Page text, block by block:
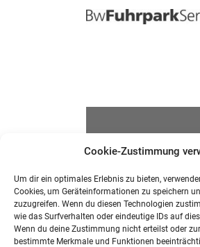
Cookie-Zustimmung
Um dir ein optimales Erlebnis zu bieten,
Cookies, um Geräteinformationen zu speichern
zuzugreifen. Wenn du diesen Technologien
wie das Surfverhalten oder eindeutige IDs auf
Wenn du deine Zustimmung nicht erteilst oder
bestimmte Merkmale und Funktionen